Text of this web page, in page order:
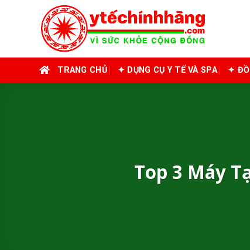
TRANG CHỦ ✦ DỤNG CỤ Y TẾ VÀ SPA ✦ ĐỒ
Top 3 Máy